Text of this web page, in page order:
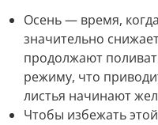
Осень — время,
значительно
продолжают
режиму, что
листья начинают
Чтобы избежать